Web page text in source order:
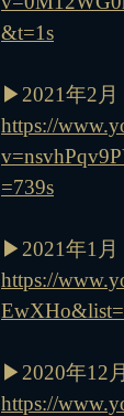
&t=1s
▶︎2021年2月
https://
=739s
▶︎2021年1月
https://
▶︎2020年12
https://